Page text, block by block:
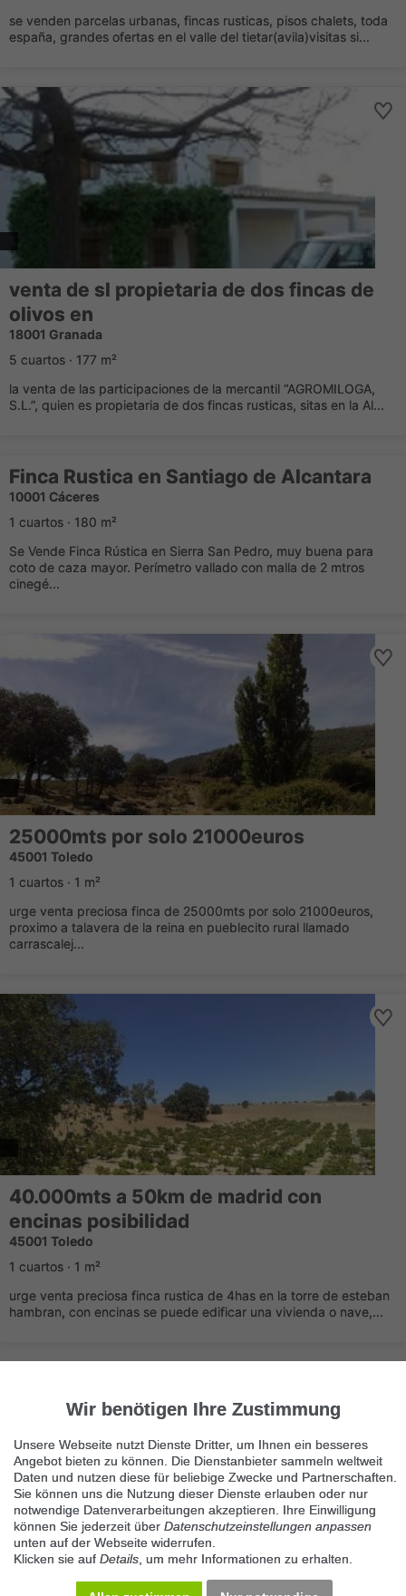
se venden parcelas urbanas, fincas rusticas, pisos chalets, toda
españa, grandes ofertas en el valle del tietar(avila)visitas si...
venta de sl propietaria de dos fincas de
olivos en
18001 Granada
5 cuartos · 177 m²
la venta de las participaciones de la mercantil “AGROMILOGA,
S.L.”, quien es propietaria de dos fincas rusticas, sitas en la Al...
Finca Rustica en Santiago de Alcantara
10001 Cáceres
1 cuartos · 180 m²
Se Vende Finca Rústica en Sierra San Pedro, muy buena para
coto de caza mayor. Perímetro vallado con malla de 2 mtros
cinegé...
25000mts por solo 21000euros
45001 Toledo
1 cuartos · 1 m²
urge venta preciosa finca de 25000mts por solo 21000euros,
proximo a talavera de la reina en pueblecito rural llamado
carrascalej...
40.000mts a 50km de madrid con
encinas posibilidad
45001 Toledo
1 cuartos · 1 m²
urge venta preciosa finca rustica de 4has en la torre de esteban
hambran, con encinas se puede edificar una vivienda o nave,...
Immer die neuesten Anzeigen erhalten?
Kein Angebot verpassen, täglich per E-Mail.
Benachrichtigung aktivieren
Wir benötigen Ihre Zustimmung
Unsere Webseite nutzt Dienste Dritter, um Ihnen ein besseres
Angebot bieten zu können. Die Dienstanbieter sammeln weltweit
Daten und nutzen diese für beliebige Zwecke und Partnerschaften.
Sie können uns die Nutzung dieser Dienste erlauben oder nur
notwendige Datenverarbeitungen akzeptieren. Ihre Einwilligung
können Sie jederzeit über Datenschutzeinstellungen anpassen
unten auf der Webseite widerrufen.
Klicken sie auf Details , um mehr Informationen zu erhalten.